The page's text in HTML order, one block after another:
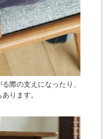
際の支えになったり、
ります。